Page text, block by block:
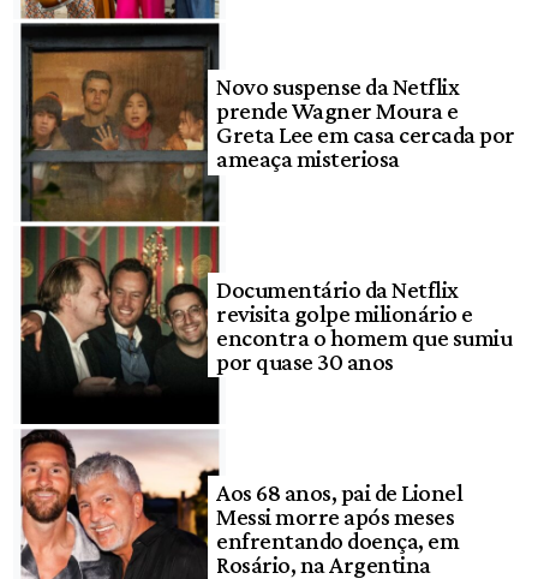
Novo suspense da Netflix
prende Wagner Moura e
Greta Lee em casa cercada por
ameaça misteriosa
Documentário da Netflix
revisita golpe milionário e
encontra o homem que sumiu
por quase 30 anos
Aos 68 anos, pai de Lionel
Messi morre após meses
enfrentando doença, em
Rosário, na Argentina